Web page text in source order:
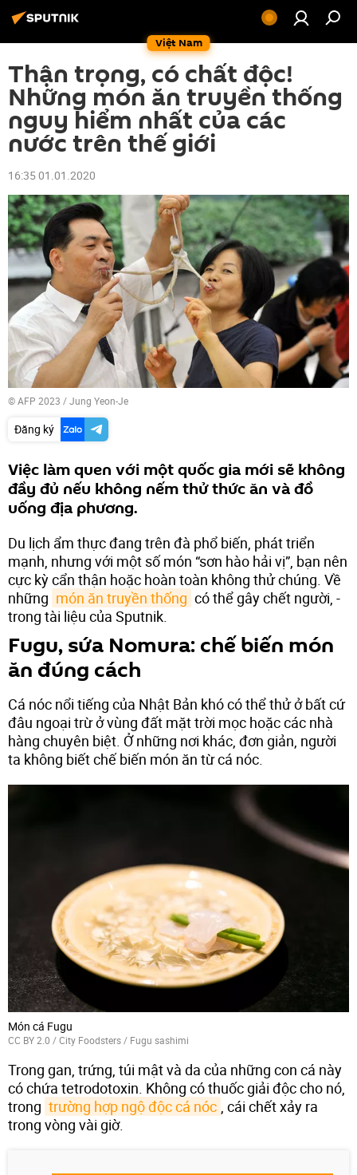
Việt Nam
Thận trọng, có chất độc!
Những món ăn truyền thống
nguy hiểm nhất của các
nước trên thế giới
16:35 01.01.2020
© AFP 2023 / Jung Yeon-Je
Đăng ký
Việc làm quen với một quốc gia mới sẽ không
đầy đủ nếu không nếm thử thức ăn và đồ
uống địa phương.
Du lịch ẩm thực đang trên đà phổ biến, phát triển
mạnh, nhưng với một số món “sơn hào hải vị”, bạn nên
cực kỳ cẩn thận hoặc hoàn toàn không thử chúng. Về
những món ăn truyền thống có thể gây chết người, -
trong tài liệu của Sputnik.
Fugu, sứa Nomura: chế biến món
ăn đúng cách
Cá nóc nổi tiếng của Nhật Bản khó có thể thử ở bất cứ
đâu ngoại trừ ở vùng đất mặt trời mọc hoặc các nhà
hàng chuyên biệt. Ở những nơi khác, đơn giản, người
ta không biết chế biến món ăn từ cá nóc.
Món cá Fugu
CC BY 2.0 /City Foodsters/ Fugu sashimi
Trong gan, trứng, túi mật và da của những con cá này
có chứa tetrodotoxin. Không có thuốc giải độc cho nó,
trong trường hợp ngộ độc cá nóc , cái chết xảy ra
trong vòng vài giờ.